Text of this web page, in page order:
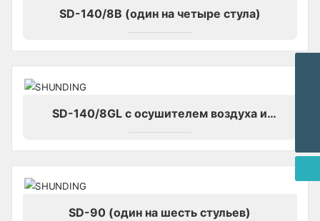
SD-140/8B (один на четыре стула)
SD-140/8GL с осушителем воздуха и
охладителем воздуха
SD-90 (один на шесть стульев)
Электронная почта
+8615005866008
WHATSAPP
+8615005866008